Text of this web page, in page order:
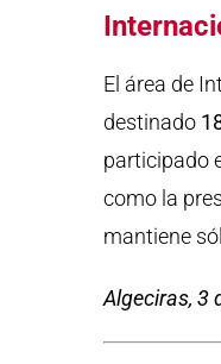
El área de
destinado
participado
como la
mantiene
Algeciras, 3